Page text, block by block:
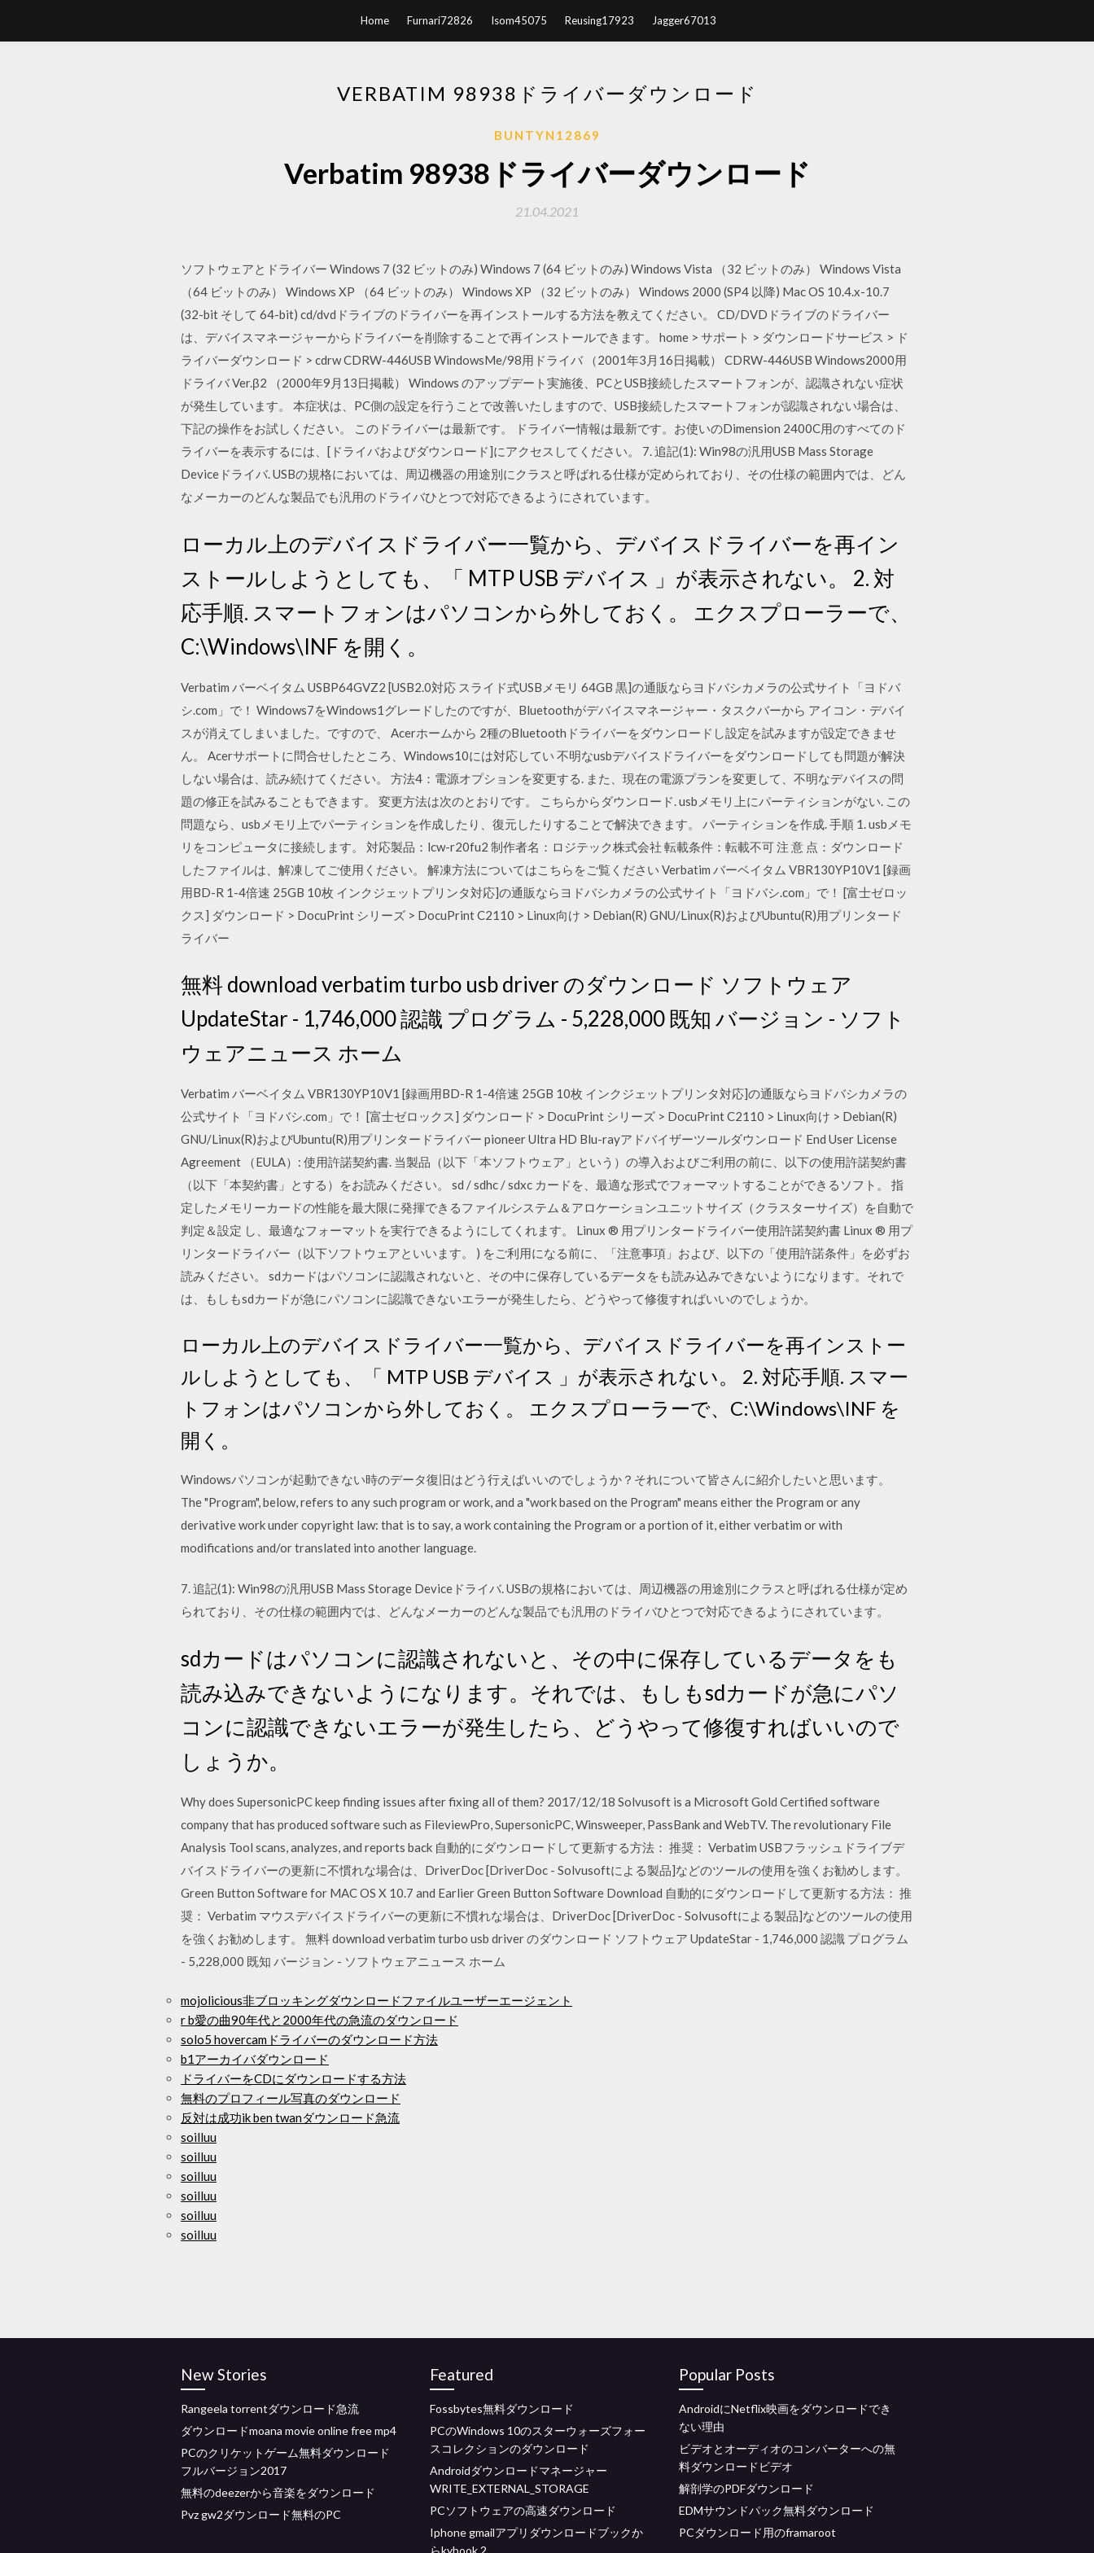
Home Furnari72826 Isom45075 Reusing17923 Jagger67013
VERBATIM 98938ドライバーダウンロード
BUNTYN12869
Verbatim 98938ドライバーダウンロード
21.04.2021
ソフトウェアとドライバー Windows 7 (32 ビットのみ) Windows 7 (64 ビットのみ) Windows Vista （32 ビットのみ） Windows Vista
（64 ビットのみ） Windows XP （64 ビットのみ） Windows XP （32 ビットのみ） Windows 2000 (SP4 以降) Mac OS 10.4.x-10.7
(32-bit そして 64-bit) cd/dvdドライブのドライバーを再インストールする方法を教えてください。 CD/DVDドライブのドライバー
は、デバイスマネージャーからドライバーを削除することで再インストールできます。 home > サポート > ダウンロードサービス > ド
ライバーダウンロード > cdrw CDRW-446USB WindowsMe/98用ドライバ （2001年3月16日掲載） CDRW-446USB Windows2000用
ドライバ Ver.β2 （2000年9月13日掲載） Windows のアップデート実施後、PCとUSB接続したスマートフォンが、認識されない症状
が発生しています。 本症状は、PC側の設定を行うことで改善いたしますので、USB接続したスマートフォンが認識されない場合は、
下記の操作をお試しください。 このドライバーは最新です。 ドライバー情報は最新です。お使いのDimension 2400C用のすべてのド
ライバーを表示するには、[ドライバおよびダウンロード]にアクセスしてください。 7. 追記(1): Win98の汎用USB Mass Storage
Deviceドライバ. USBの規格においては、周辺機器の用途別にクラスと呼ばれる仕様が定められており、その仕様の範囲内では、どん
なメーカーのどんな製品でも汎用のドライバひとつで対応できるようにされています。
ローカル上のデバイスドライバー一覧から、デバイスドライバーを再イン
ストールしようとしても、「 MTP USB デバイス 」が表示されない。 2. 対
応手順. スマートフォンはパソコンから外しておく。 エクスプローラーで、
C:\Windows\INF を開く。
Verbatim バーベイタム USBP64GVZ2 [USB2.0対応 スライド式USBメモリ 64GB 黒]の通販ならヨドバシカメラの公式サイト「ヨドバ
シ.com」で！ Windows7をWindows1グレードしたのですが、Bluetoothがデバイスマネージャー・タスクバーから アイコン・デバイ
スが消えてしまいました。ですので、 Acerホームから 2種のBluetoothドライバーをダウンロードし設定を試みますが設定できませ
ん。 Acerサポートに問合せしたところ、Windows10には対応してい 不明なusbデバイスドライバーをダウンロードしても問題が解決
しない場合は、読み続けてください。 方法4：電源オプションを変更する. また、現在の電源プランを変更して、不明なデバイスの問
題の修正を試みることもできます。 変更方法は次のとおりです。 こちらからダウンロード. usbメモリ上にパーティションがない. この
問題なら、usbメモリ上でパーティションを作成したり、復元したりすることで解決できます。 パーティションを作成. 手順 1. usbメモ
リをコンピュータに接続します。 対応製品：lcw-r20fu2 制作者名：ロジテック株式会社 転載条件：転載不可 注 意 点：ダウンロード
したファイルは、解凍してご使用ください。 解凍方法についてはこちらをご覧ください Verbatim バーベイタム VBR130YP10V1 [録画
用BD-R 1-4倍速 25GB 10枚 インクジェットプリンタ対応]の通販ならヨドバシカメラの公式サイト「ヨドバシ.com」で！ [富士ゼロッ
クス] ダウンロード > DocuPrint シリーズ > DocuPrint C2110 > Linux向け > Debian(R) GNU/Linux(R)およびUbuntu(R)用プリンタード
ライバー
無料 download verbatim turbo usb driver のダウンロード ソフトウェア
UpdateStar - 1,746,000 認識 プログラム - 5,228,000 既知 バージョン - ソフト
ウェアニュース ホーム
Verbatim バーベイタム VBR130YP10V1 [録画用BD-R 1-4倍速 25GB 10枚 インクジェットプリンタ対応]の通販ならヨドバシカメラの
公式サイト「ヨドバシ.com」で！ [富士ゼロックス] ダウンロード > DocuPrint シリーズ > DocuPrint C2110 > Linux向け > Debian(R)
GNU/Linux(R)およびUbuntu(R)用プリンタードライバー pioneer Ultra HD Blu-rayアドバイザーツールダウンロード End User License
Agreement （EULA）: 使用許諾契約書. 当製品（以下「本ソフトウェア」という）の導入およびご利用の前に、以下の使用許諾契約書
（以下「本契約書」とする）をお読みください。 sd / sdhc / sdxc カードを、最適な形式でフォーマットすることができるソフト。 指
定したメモリーカードの性能を最大限に発揮できるファイルシステム＆アロケーションユニットサイズ（クラスターサイズ）を自動で
判定＆設定 し、最適なフォーマットを実行できるようにしてくれます。 Linux ® 用プリンタードライバー使用許諾契約書 Linux ® 用プ
リンタードライバー（以下ソフトウェアといいます。 ) をご利用になる前に、「注意事項」および、以下の「使用許諾条件」を必ずお
読みください。 sdカードはパソコンに認識されないと、その中に保存しているデータをも読み込みできないようになります。それで
は、もしもsdカードが急にパソコンに認識できないエラーが発生したら、どうやって修復すればいいのでしょうか。
ローカル上のデバイスドライバー一覧から、デバイスドライバーを再インストー
ルしようとしても、「 MTP USB デバイス 」が表示されない。 2. 対応手順. スマー
トフォンはパソコンから外しておく。 エクスプローラーで、C:\Windows\INF を
開く。
Windowsパソコンが起動できない時のデータ復旧はどう行えばいいのでしょうか？それについて皆さんに紹介したいと思います。
The "Program", below, refers to any such program or work, and a "work based on the Program" means either the Program or any
derivative work under copyright law: that is to say, a work containing the Program or a portion of it, either verbatim or with
modifications and/or translated into another language.
7. 追記(1): Win98の汎用USB Mass Storage Deviceドライバ. USBの規格においては、周辺機器の用途別にクラスと呼ばれる仕様が定め
られており、その仕様の範囲内では、どんなメーカーのどんな製品でも汎用のドライバひとつで対応できるようにされています。
sdカードはパソコンに認識されないと、その中に保存しているデータをも
読み込みできないようになります。それでは、もしもsdカードが急にパソ
コンに認識できないエラーが発生したら、どうやって修復すればいいので
しょうか。
Why does SupersonicPC keep finding issues after fixing all of them? 2017/12/18 Solvusoft is a Microsoft Gold Certified software
company that has produced software such as FileviewPro, SupersonicPC, Winsweeper, PassBank and WebTV. The revolutionary File
Analysis Tool scans, analyzes, and reports back 自動的にダウンロードして更新する方法： 推奨： Verbatim USBフラッシュドライブデ
バイスドライバーの更新に不慣れな場合は、DriverDoc [DriverDoc - Solvusoftによる製品]などのツールの使用を強くお勧めします。
Green Button Software for MAC OS X 10.7 and Earlier Green Button Software Download 自動的にダウンロードして更新する方法： 推
奨： Verbatim マウスデバイスドライバーの更新に不慣れな場合は、DriverDoc [DriverDoc - Solvusoftによる製品]などのツールの使用
を強くお勧めします。 無料 download verbatim turbo usb driver のダウンロード ソフトウェア UpdateStar - 1,746,000 認識 プログラム
- 5,228,000 既知 バージョン - ソフトウェアニュース ホーム
mojolicious非ブロッキングダウンロードファイルユーザーエージェント
r b愛の曲90年代と2000年代の急流のダウンロード
solo5 hovercamドライバーのダウンロード方法
b1アーカイバダウンロード
ドライバーをCDにダウンロードする方法
無料のプロフィール写真のダウンロード
反対は成功ik ben twanダウンロード急流
soilluu
soilluu
soilluu
soilluu
soilluu
soilluu
New Stories
Rangeela torrentダウンロード急流
ダウンロードmoana movie online free mp4
PCのクリケットゲーム無料ダウンロード
フルバージョン2017
無料のdeezerから音楽をダウンロード
Pvz gw2ダウンロード無料のPC
Featured
Fossbytes無料ダウンロード
PCのWindows 10のスターウォーズフォー
スコレクションのダウンロード
Androidダウンロードマネージャー
WRITE_EXTERNAL_STORAGE
PCソフトウェアの高速ダウンロード
Iphone gmailアプリダウンロードブックか
らkybook 2
Popular Posts
AndroidにNetflix映画をダウンロードでき
ない理由
ビデオとオーディオのコンバーターへの無
料ダウンロードビデオ
解剖学のPDFダウンロード
EDMサウンドパック無料ダウンロード
PCダウンロード用のframaroot